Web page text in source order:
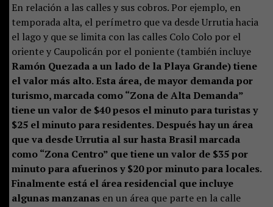
En relación a las calles y sus cobros. Por ejemplo, en
temporada alta, el perímetro que va desde Urrutia hacia
el lago y que se limita con las calles Colo Colo por el
oriente y Caupolicán por el poniente (también incluye
Ramón Quezada a un lado de la Playa Grande) tiene
el valor más alto. Esta área, de mayor demanda por
turismo, marcada como “Zona de Alta Demanda”
tiene un valor de $40 pesos el minuto para turistas y
$25 el minuto para residentes. Después hay un área
que va desde Urrutia al sur hasta Brasil marcada
como “Zona Centro” que tiene un valor de $35 por
minuto para afuerinos y $20 por minuto para locales.
Finalmente está el área residencial que incluye
algunas manzanasen un área que parte en la calle